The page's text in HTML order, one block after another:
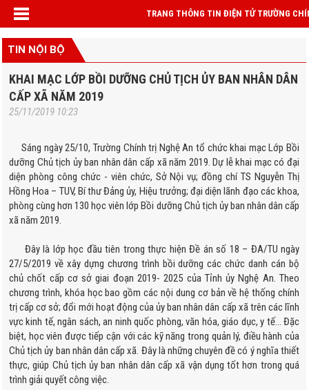
TRANG THÔNG TIN ĐIỆN TỬ TRƯỜNG
TIN NỘI BỘ
KHAI MẠC LỚP BỒI DƯỠNG CHỦ TỊCH ỦY BAN NHÂN DÂN
CẤP XÃ NĂM 2019
25/11/2019 10:23
Sáng ngày 25/10, Trường Chính trị Nghệ An tổ chức khai mạc Lớp Bồi
dưỡng Chủ tịch ủy ban nhân dân cấp xã năm 2019. Dự lễ khai mạc có đại
diện phòng công chức - viên chức, Sở Nội vụ; đồng chí TS Nguyễn Thị
Hồng Hoa – TUV, Bí thư Đảng ủy, Hiệu trưởng; đại diện lãnh đạo các khoa,
phòng cùng hơn 130 học viên lớp Bồi dưỡng Chủ tịch ủy ban nhân dân cấp
xã năm 2019.
Đây là lớp học đầu tiên trong thực hiện Đề án số 18 – ĐA/TU ngày
27/5/2019 về xây dựng chương trình bồi dưỡng các chức danh cán bộ
chủ chốt cấp cơ sở giai đoạn 2019- 2025 của Tỉnh ủy Nghệ An. Theo
chương trình, khóa học bao gồm các nội dung cơ bản về hệ thống chính
trị cấp cơ sở; đổi mới hoạt động của ủy ban nhân dân cấp xã trên các lĩnh
vực kinh tế, ngân sách, an ninh quốc phòng, văn hóa, giáo dục, y tế… Đặc
biệt, học viên được tiếp cận với các kỹ năng trong quản lý, điều hành của
Chủ tịch ủy ban nhân dân cấp xã. Đây là những chuyên đề có ý nghĩa thiết
thực, giúp Chủ tịch ủy ban nhân dân cấp xã vận dụng tốt hơn trong quá
trình giải quyết công việc.